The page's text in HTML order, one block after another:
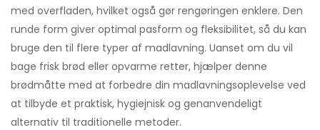
med overfladen, hvilket også gør rengøringen enklere. Den
runde form giver optimal pasform og fleksibilitet, så du kan
bruge den til flere typer af madlavning. Uanset om du vil
bage frisk brød eller opvarme retter, hjælper denne
brødmåtte med at forbedre din madlavningsoplevelse ved
at tilbyde et praktisk, hygiejnisk og genanvendeligt
alternativ til traditionelle metoder.